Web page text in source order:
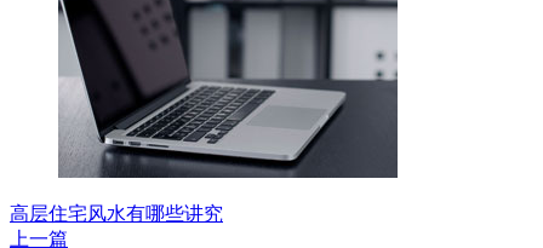
高层住宅风水有哪些讲究
上一篇